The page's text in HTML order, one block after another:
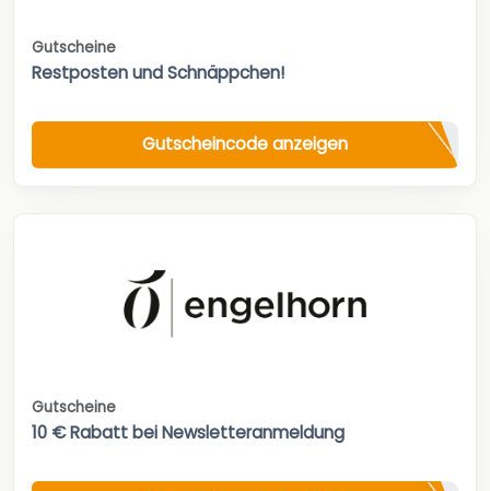
Gutscheine
Restposten und Schnäppchen!
Gutscheincode anzeigen
Gutscheine
10 € Rabatt bei Newsletteranmeldung